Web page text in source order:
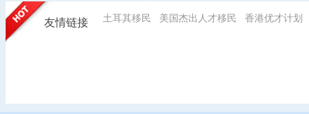
友情链接 土耳其移民 美国杰出人才移民 香港优才计划